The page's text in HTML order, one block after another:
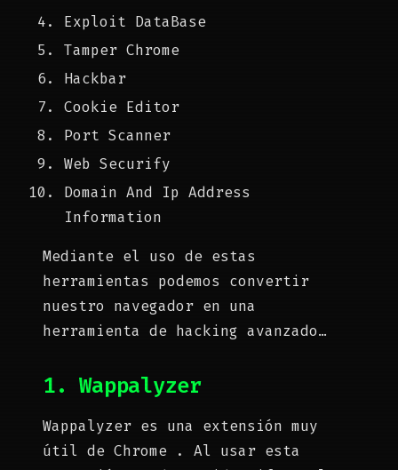
Exploit DataBase
Tamper Chrome
Hackbar
Cookie Editor
Port Scanner
Web Securify
Domain And Ip Address
Information
Mediante el uso de estas
herramientas podemos convertir
nuestro navegador en una
herramienta de hacking avanzado…
1. Wappalyzer
Wappalyzer es una extensión muy
útil de Chrome . Al usar esta